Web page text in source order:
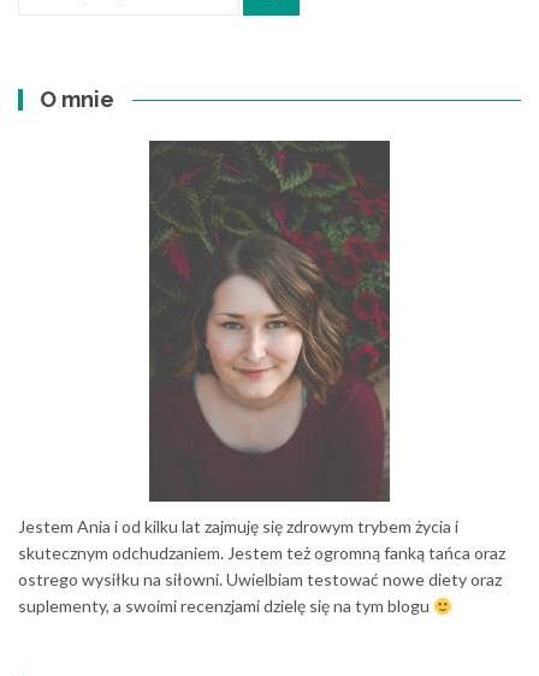
O mnie
Jestem Ania i od kilku lat zajmuję się zdrowym trybem życia i
skutecznym odchudzaniem. Jestem też ogromną fanką tańca oraz
ostrego wysiłku na siłowni. Uwielbiam testować nowe diety oraz
suplementy, a swoimi recenzjami dzielę się na tym blogu